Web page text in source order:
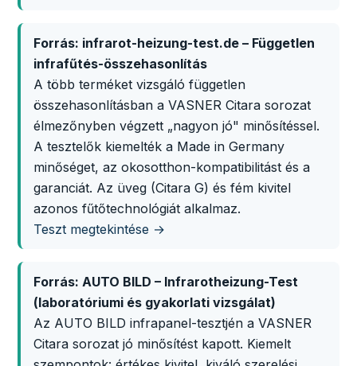
Forrás: infrarot-heizung-test.de – Független
infrafűtés-összehasonlítás
A több terméket vizsgáló független
összehasonlításban a VASNER Citara sorozat
élmezőnyben végzett „nagyon jó" minősítéssel.
A tesztelők kiemelték a Made in Germany
minőséget, az okosotthon-kompatibilitást és a
garanciát. Az üveg (Citara G) és fém kivitel
azonos fűtőtechnológiát alkalmaz.
Teszt megtekintése →
Forrás: AUTO BILD – Infrarotheizung-Test
(laboratóriumi és gyakorlati vizsgálat)
Az AUTO BILD infrapanel-tesztjén a VASNER
Citara sorozat jó minősítést kapott. Kiemelt